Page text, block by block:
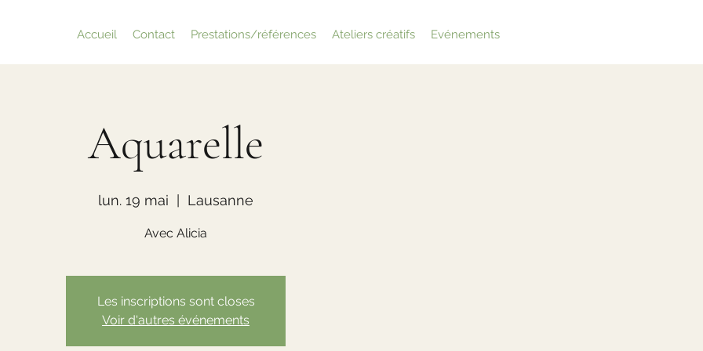
Accueil Contact Prestations/références Ateliers créatifs Evénements
Aquarelle
lun. 19 mai Lausanne
Avec Alicia
Les inscriptions sont closes
Voir d'autres événements